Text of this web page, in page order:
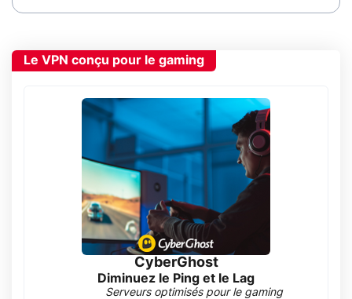
Le VPN conçu pour le gaming
CyberGhost
Diminuez le Ping et le Lag
Serveurs optimisés pour le gaming